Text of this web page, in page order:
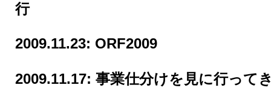
行
2009.11.23: ORF2009
2009.11.17: 事業仕分けを見に行って